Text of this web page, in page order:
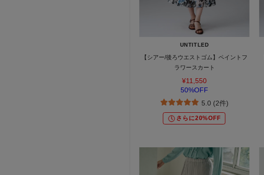
UNTITLED
【シアー/後ろウエストゴム】ペイントフ
ラワースカート
¥11,550
50%OFF
5.0 (2件)
さらに20%OFF